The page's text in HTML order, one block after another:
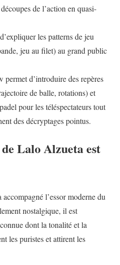
de l’action en quasi-
les patterns de jeu
jeu au filet) au grand public
d’introduire des repères
de balle, rotations) et
pour les téléspectateurs tout
des décryptages pointus.
Lalo Alzueta est
l’essor moderne du
nostalgique, il est
dont la tonalité et la
les puristes et attirent les